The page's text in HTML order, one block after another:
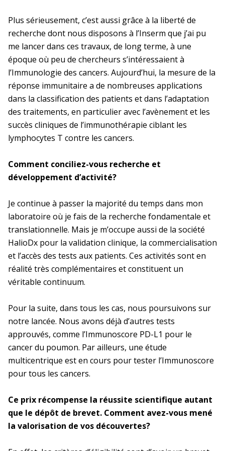
Mobilité interne des chercheurs
Changement d’affectation et partage
d’activité
Mobilité interne des ingénieurs et
techniciens
Mobilité externe des chercheurs et des
IT
Poursuivre sa carrière hors de
partir à l'étranger
(Caes)
Politique sociale et formation
Commission nationale de politique
Commission nationale de formation
(CNF)
CneserConseil national de
recherche
Décisions
Décisions relatives à l’organisation de
l’Inserm
Décisions relatives aux unités depuis
En brefLa DR Occitanie Méditerranée
en bref
Occitanie Pyrénées
En bref
En pratiqueLa DR Occitanie Pyrénées
en bref
La prévention dans ma DR
Paca et Corse
En bref
La prévention dans ma DR
En bref La DR Paris-IDF Centre Est en
bref
Collaborations internationales
Les collaborations internationales en
bref
Projets de recherche internationaux
(PRI)
Tremplin international
Inserm-Indian Council for Medical
Research (ICMR)
Inserm-Fonds de recherche du Québec
Inserm-Japan Society for the Promotion
of Science (JSPS)Appel à propositions
pour un séminaire conjoint en France en
2027
Inserm-National Science and
Technology Council (NSTC) de Taïwan
Programmes Mobilités exploratoires et
séminaires conjoints 2026
Appels Inserm/Iresp
L’utilisation secondaire
Importation et exportation
Préparation et conservation
Examens génétiques
Le transport de l’animal de laboratoire
L’état sanitaire de l’animal de laboratoire
Le devenir de l’animal
Acquisition et validation des
Le certificat de capacité
Dispositif éthique et autorisation de
projet
Conduire un projet utilisant des animaux
à des fins scientifiques
Groupe Organismes modèles et
ressources
Les principales bases de données
Le Système national des données de
santé (SNDS) base principale
Plus sérieusement, c’est aussi grâce à la liberté de
recherche dont nous disposons à l’Inserm que j’ai pu
me lancer dans ces travaux, de long terme, à une
époque où peu de chercheurs s’intéressaient à
l’Immunologie des cancers. Aujourd’hui, la mesure de la
réponse immunitaire a de nombreuses applications
dans la classification des patients et dans l’adaptation
des traitements, en particulier avec l’avènement et les
succès cliniques de l’immunothérapie ciblant les
lymphocytes T contre les cancers.
Comment conciliez-vous recherche et
développement d’activité?
Je continue à passer la majorité du temps dans mon
laboratoire où je fais de la recherche fondamentale et
translationnelle. Mais je m’occupe aussi de la société
HalioDx pour la validation clinique, la commercialisation
et l’accès des tests aux patients. Ces activités sont en
réalité très complémentaires et constituent un
véritable continuum.
Pour la suite, dans tous les cas, nous poursuivons sur
notre lancée. Nous avons déjà d’autres tests
approuvés, comme l’Immunoscore PD-L1 pour le
cancer du poumon. Par ailleurs, une étude
multicentrique est en cours pour tester l’Immunoscore
pour tous les cancers.
Ce prix récompense la réussite scientifique autant
que le dépôt de brevet. Comment avez-vous mené
la valorisation de vos découvertes?